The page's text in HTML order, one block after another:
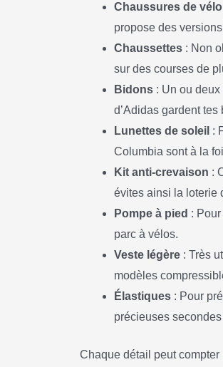
Chaussures de vélo
propose des
Chaussettes : Non
sur des courses de
Bidons : Un ou deux
d’Adidas gardent
Lunettes de soleil :
Columbia sont à la
Kit anti-crevaison :
évites ainsi la loterie
Pompe à pied :
parc à vélos.
Veste légère : Très
modèles
Élastiques : Pour
précieuses
Chaque détail peut